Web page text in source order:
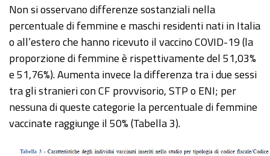
Non si osservano differenze sostanziali nella
percentuale di femmine e maschi residenti nati in Italia
o all’estero che hanno ricevuto il vaccino COVID-19 (la
proporzione di femmine è rispettivamente del 51,03%
e 51,76%). Aumenta invece la differenza tra i due sessi
tra gli stranieri con CF provvisorio, STP o ENI; per
nessuna di queste categorie la percentuale di femmine
vaccinate raggiunge il 50% (Tabella 3).